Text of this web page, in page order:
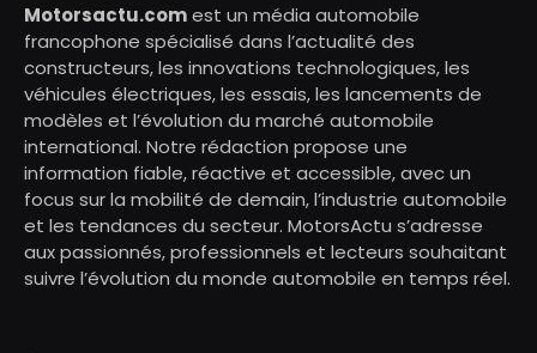
Motorsactu.comest un média automobile
francophone spécialisé dans l’actualité des
constructeurs, les innovations technologiques, les
véhicules électriques, les essais, les lancements de
modèles et l’évolution du marché automobile
international. Notre rédaction propose une
information fiable, réactive et accessible, avec un
focus sur la mobilité de demain, l’industrie automobile
et les tendances du secteur. MotorsActu s’adresse
aux passionnés, professionnels et lecteurs souhaitant
suivre l’évolution du monde automobile en temps réel.